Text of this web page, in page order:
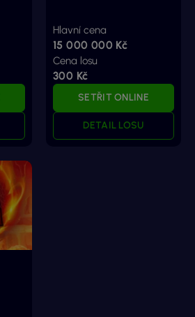
Hlavní cena
15 000 000 Kč
Cena losu
300 Kč
SETŘIT ONLINE
DETAIL LOSU